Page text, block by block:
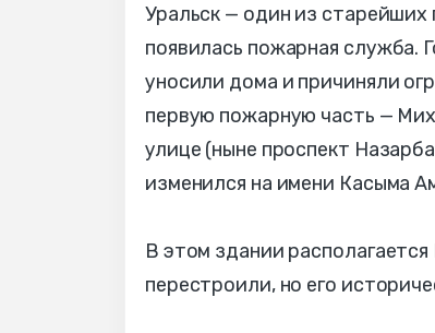
Уральск — один из старейших
появилась пожарная служба.
уносили дома и причиняли
первую пожарную часть —
улице (ныне проспект
изменился на имени Касыма
В этом здании
перестроили, но его